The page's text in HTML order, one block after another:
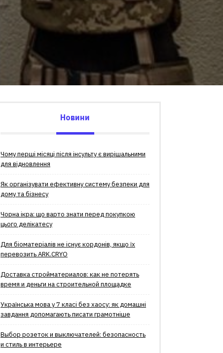
Новини
Чому перші місяці після інсульту є вирішальними
для відновлення
Як організувати ефективну систему безпеки для
дому та бізнесу
Чорна ікра: що варто знати перед покупкою
цього делікатесу
Для біоматеріалів не існує кордонів, якщо їх
перевозить ARK.CRYO
Доставка стройматериалов: как не потерять
время и деньги на строительной площадке
Українська мова у 7 класі без хаосу: як домашні
завдання допомагають писати грамотніше
Выбор розеток и выключателей: безопасность
и стиль в интерьере